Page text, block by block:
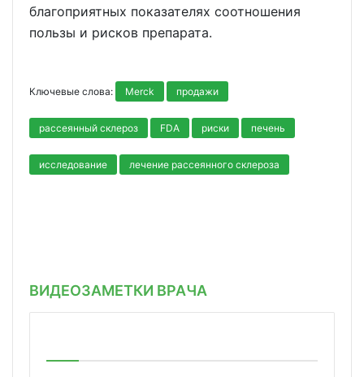
благоприятных показателях соотношения
пользы и рисков препарата.
Ключевые слова: Merck продажи
рассеянный склероз FDA риски печень
исследование лечение рассеянного склероза
ВИДЕОЗАМЕТКИ ВРАЧА